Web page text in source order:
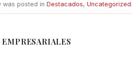
was posted inDestacados,Uncategorized